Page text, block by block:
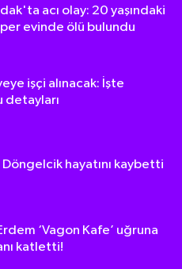
acı olay: 20 yaşındaki
evinde ölü bulundu
işçi alınacak: İşte
detayları
hayatını kaybetti
‘Vagon Kafe’ uğruna
katletti!